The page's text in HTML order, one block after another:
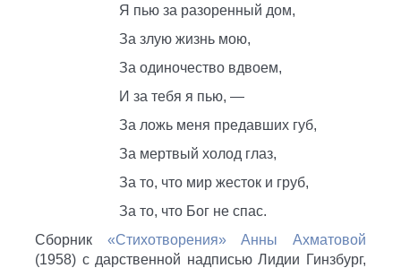
Я пью за разоренный дом,
За злую жизнь мою,
За одиночество вдвоем,
И за тебя я пью, —
За ложь меня предавших губ,
За мертвый холод глаз,
За то, что мир жесток и груб,
За то, что Бог не спас.
Сборник «Стихотворения» Анны Ахматовой
(1958) с дарственной надписью Лидии Гинзбург,